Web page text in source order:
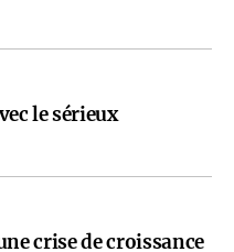
le sérieux
crise de croissance